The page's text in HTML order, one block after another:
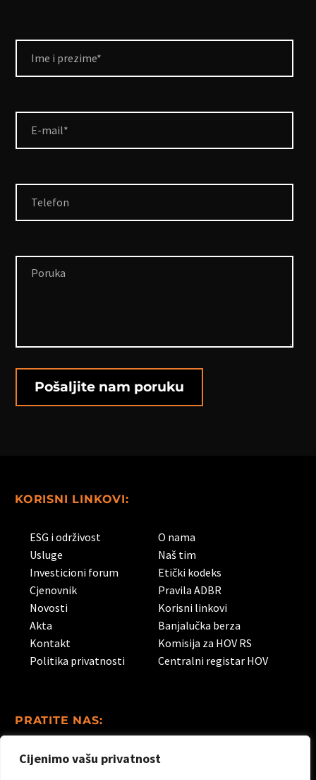
Cijenimo vašu privatnost
KORISNI LINKOVI:
ESG i održivost
Usluge
Investicioni forum
Cjenovnik
O nama
Naš tim
Etički kodeks
Pravila ADBR
Novosti
Akta
Kontakt
Politika privatnosti
Korisni linkovi
Banjalučka berza
Komisija za HOV RS
Centralni registar HOV
PRATITE NAS:
Linkedin Facebook